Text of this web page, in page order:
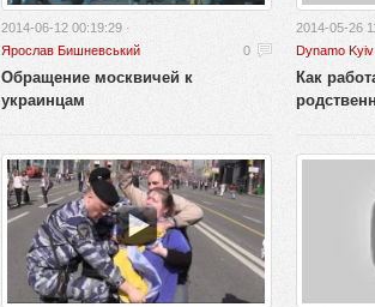
2014-06-12 00:19:29 ·
Ярослав Бишневський
0
Обращение москвичей к
украинцам
2014-05-26
Dynamo Kyiv
Как